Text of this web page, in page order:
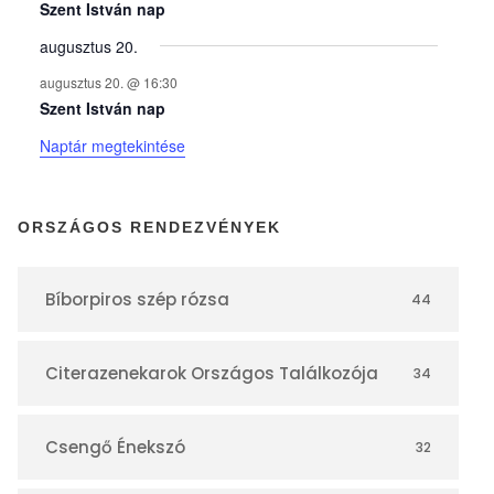
y
e
k
n
a
á
Szent István nap
augusztus 20.
augusztus 20. @ 16:30
Szent István nap
Naptár megtekintése
ORSZÁGOS RENDEZVÉNYEK
Bíborpiros szép rózsa 44
Citerazenekarok Országos Találkozója 34
Csengő Énekszó 32